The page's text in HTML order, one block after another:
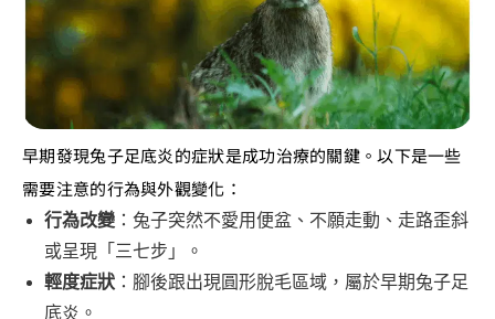
早期發現兔子足底炎的症狀是成功治療的關鍵。以下是一些
需要注意的行為與外觀變化：
行為改變 ：兔子突然不愛用便盆、不願走動、走路歪斜
或呈現「三七步」。
輕度症狀 ：腳後跟出現圓形脫毛區域，屬於早期兔子足
底炎。